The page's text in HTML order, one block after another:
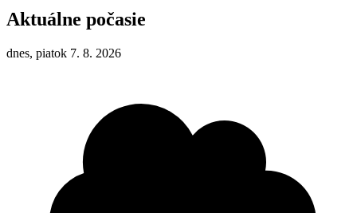
Aktuálne počasie
dnes, piatok 7. 8. 2026